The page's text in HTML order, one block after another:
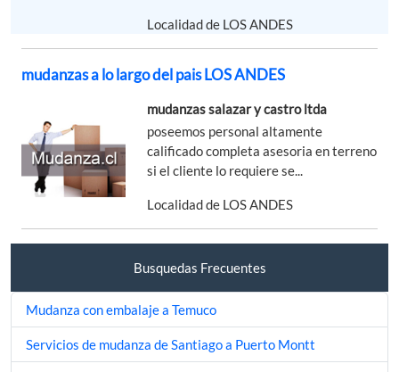
Localidad de LOS ANDES
mudanzas a lo largo del pais LOS ANDES
mudanzas salazar y castro ltda
poseemos personal altamente
calificado completa asesoria en terreno
si el cliente lo requiere se...
Localidad de LOS ANDES
Busquedas Frecuentes
Mudanza con embalaje a Temuco
Servicios de mudanza de Santiago a Puerto Montt